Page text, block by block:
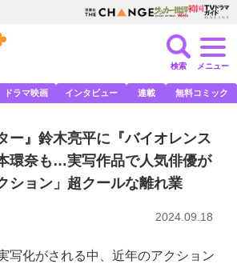
検索 メニュー
ドラマ映画 インタビュー 連載 無料コミック
ー』鈴木亮平に『バイオレンス
環奈も…実写作品で人気俳優が
ション」超クールな離れ業
2024.09.18
写化がされる中、近年のアクション